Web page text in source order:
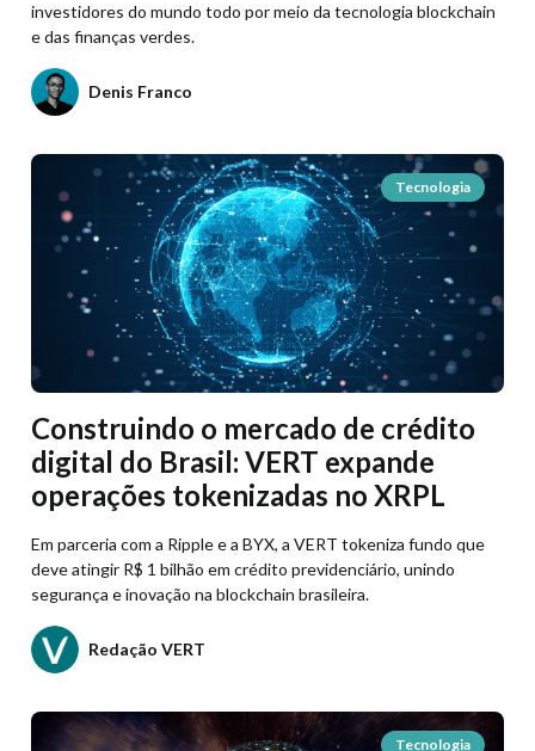
investidores do mundo todo por meio da tecnologia blockchain
e das finanças verdes.
Denis Franco
Tecnologia
Construindo o mercado de crédito
digital do Brasil: VERT expande
operações tokenizadas no XRPL
Em parceria com a Ripple e a BYX, a VERT tokeniza fundo que
deve atingir R$ 1 bilhão em crédito previdenciário, unindo
segurança e inovação na blockchain brasileira.
Redação VERT
Tecnologia